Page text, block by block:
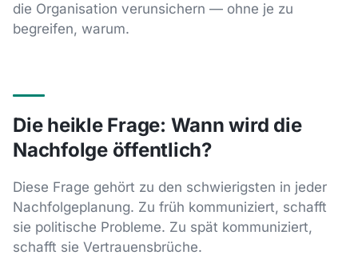
die Organisation verunsichern — ohne je zu
begreifen, warum.
Die heikle Frage: Wann wird die
Nachfolge öffentlich?
Diese Frage gehört zu den schwierigsten in jeder
Nachfolgeplanung. Zu früh kommuniziert, schafft
sie politische Probleme. Zu spät kommuniziert,
schafft sie Vertrauensbrüche.